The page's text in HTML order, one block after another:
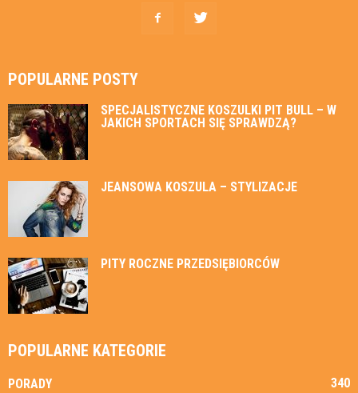
POPULARNE POSTY
SPECJALISTYCZNE KOSZULKI PIT BULL – W
JAKICH SPORTACH SIĘ SPRAWDZĄ?
JEANSOWA KOSZULA – STYLIZACJE
PITY ROCZNE PRZEDSIĘBIORCÓW
POPULARNE KATEGORIE
PORADY
340